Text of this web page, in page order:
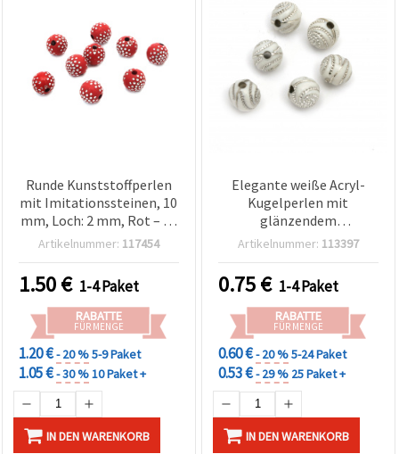
Runde Kunststoffperlen
mit Imitationssteinen, 10
mm, Loch: 2 mm, Rot – 50
g (ca. 85 Stk.)
Artikelnummer: 117454
1.50€ 1-4 Paket
RABATTE
FÜR MENGE
1.20 €- 20 %5-9 Paket
1.05 €- 30 %10 Paket +
IN DEN WARENKORB
Elegante weiße Acryl-
Kugelperlen mit
glänzendem
silberfarbenem Faden, 10
(~38 Stk.) – Perfekt für
Schmuckgestaltung &
kreative DIY-Projekte
Artikelnummer: 113397
0.75€ 1-4 Paket
RABATTE
FÜR MENGE
0.60 €- 20 %5-24 Paket
0.53 €- 29 % 25 Paket +
IN DEN WARENKORB